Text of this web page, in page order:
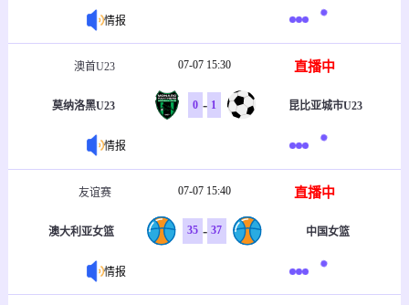
情报
澳首U23 07-07 15:30 直播中
莫纳洛黑U23 0 - 1 昆比亚城市U23
情报
友谊赛 07-07 15:40 直播中
澳大利亚女篮 35 - 37 中国女篮
情报